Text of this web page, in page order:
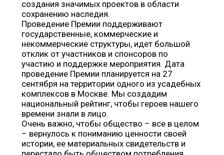
создания значимых проектов в области
сохранению наследия.
Проведение Премии поддерживают
государственные, коммерческие и
некоммерческие структуры, идет большой
отклик от участников и спонсоров по
участию и поддержке мероприятия. Дата
проведение Премии планируется на 27
сентября на территории одного из усадебных
комплексов в Москве. Мы создадим
национальный рейтинг, чтобы героев нашего
времени знали в лицо.
Очень важно, чтобы общество – все в целом
– вернулось к пониманию ценности своей
истории, ее материальных свидетельств и